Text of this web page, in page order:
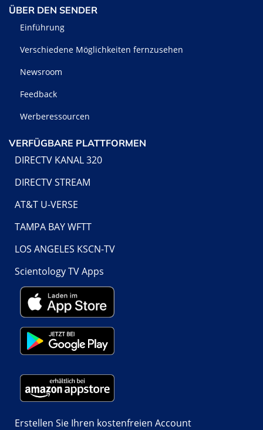
ÜBER DEN SENDER
Einführung
Verschiedene Möglichkeiten fernzusehen
Newsroom
Feedback
Werberessourcen
VERFÜGBARE PLATTFORMEN
DIRECTV KANAL 320
DIRECTV STREAM
AT&T U-VERSE
TAMPA BAY WFTT
LOS ANGELES KSCN-TV
Scientology TV Apps
Erstellen Sie Ihren kostenfreien Account